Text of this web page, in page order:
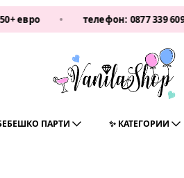
• телефон:0877 339 609/0876
ПАРТИ ✨ КАТЕГОРИИ